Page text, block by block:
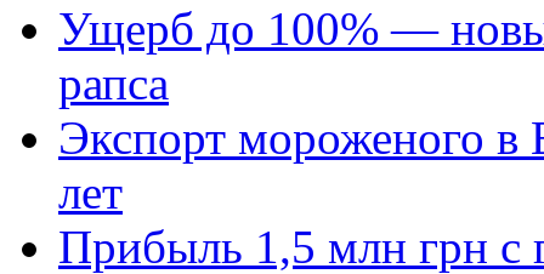
Ущерб до 100% —
рапса
Экспорт мороженого в
лет
Прибыль 1,5 млн грн с